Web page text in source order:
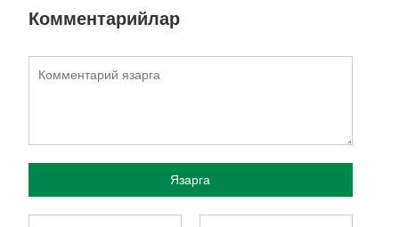
Комментарийлар
Язарга